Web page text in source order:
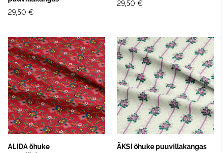
29,50 €
29,50 €
ALIDA õhuke
ÄKSI õhuke puuvillakangas